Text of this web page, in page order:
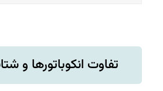
تفاوت انکوباتورها و